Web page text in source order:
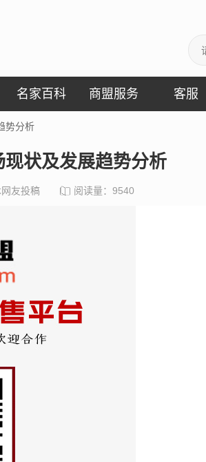
名家百科 商盟服务 客服
势分析
状及发展趋势分析
友投稿 阅读量： 9540